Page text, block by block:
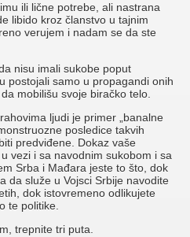
ili lične potrebe, ali nastrana
libido kroz članstvo u tajnim
verujem i nadam se da ste
nisu imali sukobe poput
postojali samo u propagandi onih
mobilišu svoje biračko telo.
ljudi je primer „banalne
posledice takvih
predviđene. Dokaz vaše
vezi i sa navodnim sukobom i sa
Srba i Mađara jeste to što, dok
da služe u Vojsci Srbije navodite
dok istovremeno odlikujete
te politike.
trepnite tri puta.